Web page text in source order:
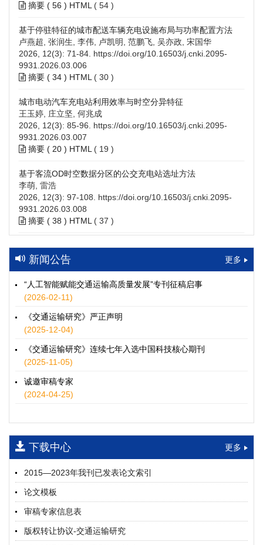
摘要 ( 56 ) HTML ( 54 )
基于停驻特征的城市配送车辆充电设施布局与功率配置方法
卢燕超, 张润生, 李伟, 卢凯明, 范鹏飞, 吴亦政, 宋国华
2026, 12(3): 71-84. https://doi.org/10.16503/j.cnki.2095-
9931.2026.03.006
摘要 ( 34 ) HTML ( 30 )
城市电动汽车充电站利用效率与时空分异特征
王玉婷, 庄立坚, 何兆成
2026, 12(3): 85-96. https://doi.org/10.16503/j.cnki.2095-
9931.2026.03.007
摘要 ( 20 ) HTML ( 19 )
基于客流OD时空数据分区的公交充电站选址方法
李萌, 雷浩
2026, 12(3): 97-108. https://doi.org/10.16503/j.cnki.2095-
9931.2026.03.008
摘要 ( 38 ) HTML ( 37 )
高速公路充电设施技术规划综述：场景需求、技术路线与配置
策略
2026, 12(3): 109-124.https://doi.org/10.16503/j.cnki.2095-
9931.2026.03.009
摘要 (
HTML
水运港-船多能源融合技术及集成应用——以宁波舟山港穿山港
童亮, 袁裕鹏, 袁成清, 唐道贵, 钟晓晖, 严新平
2026, 12(3): 125-136.
9931.2026.03.010
摘要 (29 ) HTML
师瑞峰, 程龙飞, 张凌志, 王亚彬, 刘状壮
2026, 12(3): 137-150.https://doi.org/10.16503/j.cnki.2095-
9931.2026.03.011
摘要 (14) HTML(13)
基于TimeXer模型的高速公路服务区充电负荷预测
孙偲赫, 宋国华, 朱子俊, 范鹏飞, 石莹
2026, 12(3): 151-162.
9931.2026.03.012
摘要 (20) HTML(20)
新闻公告 更多
“人工智能赋能交通运输高质量发展”专刊征稿启事
(2026-02-11)
《交通运输研究》严正声明
(2025-12-04)
《交通运输研究》连续七年入选中国科技核心期刊
(2025-11-05)
诚邀审稿专家
(2024-04-25)
下载中心 更多
2015—2023年我刊已发表论文索引
论文模板
审稿专家信息表
版权转让协议-交通运输研究